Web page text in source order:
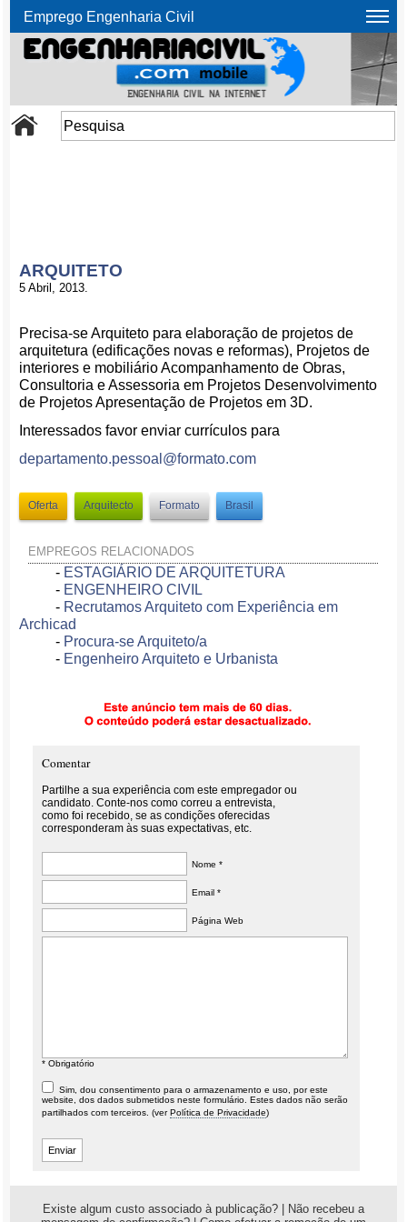
Emprego Engenharia Civil
ARQUITETO
5 Abril, 2013.
Precisa-se Arquiteto para elaboração de projetos de
arquitetura (edificações novas e reformas), Projetos de
interiores e mobiliário Acompanhamento de Obras,
Consultoria e Assessoria em Projetos Desenvolvimento
de Projetos Apresentação de Projetos em 3D.
Interessados favor enviar currículos para
departamento.pessoal@formato.com
Oferta Arquitecto Formato Brasil
EMPREGOS RELACIONADOS
- ESTAGIÁRIO DE ARQUITETURA
- ENGENHEIRO CIVIL
- Recrutamos Arquiteto com Experiência em
Archicad
- Procura-se Arquiteto/a
- Engenheiro Arquiteto e Urbanista
Comentar
Partilhe a sua experiência com este empregador ou
candidato. Conte-nos como correu a entrevista,
como foi recebido, se as condições oferecidas
corresponderam às suas expectativas, etc.
Nome *
Email *
Página Web
* Obrigatório
Sim, dou consentimento para o armazenamento e uso, por este
website, dos dados submetidos neste formulário. Estes dados não serão
partilhados com terceiros. (verPolítica de Privacidade)
Existe algum custo associado à publicação?
Não recebeu a